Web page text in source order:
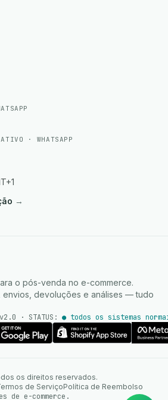
· WHATSAPP
→
o pós-venda no e-commerce.
envios, devoluções e análises — tudo
v2.0 · STATUS: ● todos os sistemas
os direitos reservados.
de ServiçoPolítica de Reembolso
de e-commerce.
WhatsApp